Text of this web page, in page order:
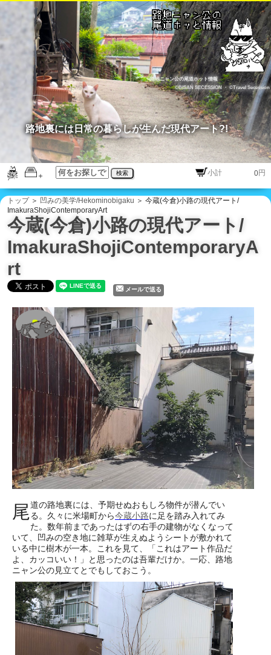
路地ニャン公の尾道ホット情報
©BISAN SECESSION
・©Travel Secession
検索 円
路地裏には日常の暮らしが生んだ現代アート?!
トップ＞ 凹みの美学/Hekominobigaku ＞ 今蔵(今倉)小路の現代アート/
ImakuraShojiContemporaryArt
今蔵(今倉)小路の現代アート/
ImakuraShojiContemporaryA
rt
メールで送る
尾道の路地裏には、予期せぬおもしろ物件が潜んでい
る。久々に米場町から今蔵小路に足を踏み入れてみ
た。数年前まであったはずの右手の建物がなくなって
いて、凹みの空き地に雑草が生えぬようシートが敷かれて
いる中に樹木が一本。これを見て、「これはアート作品だ
よ、カッコいい！」と思ったのは吾輩だけか。一応、路地
ニャン公の見立てとでもしておこう。